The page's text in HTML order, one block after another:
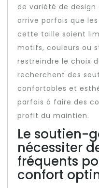
de variété de
arrive parfois que
cette taille soient
motifs, couleurs ou
restreindre le choix
recherchent des
confortables et
parfois à faire des
profit du maintien.
Le soutien-
nécessiter
fréquents
confort